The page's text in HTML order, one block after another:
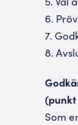
6.
7.
8.
(punkt
Som